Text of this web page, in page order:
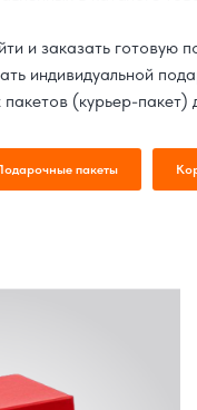
и заказать готовую
индивидуальной
(курьер-
пакеты